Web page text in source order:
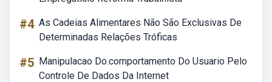
#4 As Cadeias Alimentares Não São Exclusivas De
Determinadas Relações Tróficas
#5 Manipulacao Do.comportamento Do Usuario Pelo
Controle De Dados Da Internet